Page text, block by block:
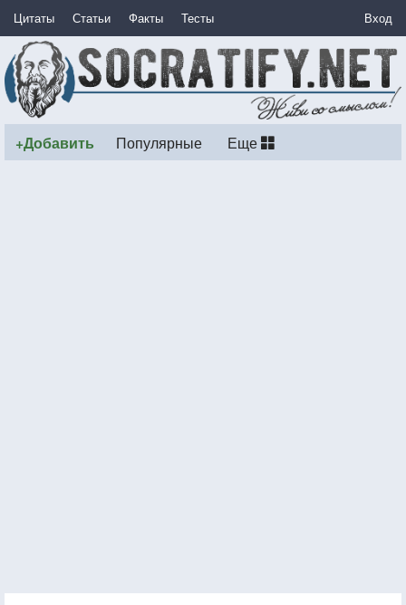
Цитаты Статьи Факты Тесты Вход
+Добавить Популярные Еще